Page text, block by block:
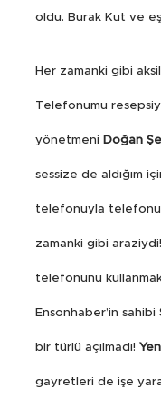
oldu. Burak Kut ve eşi
Her zamanki gibi
Telefonumu
yönetmeni Doğan
sessize de aldığım
telefonuyla
zamanki gibi
telefonunu
Ensonhaber’in sahibi
bir türlü açılmadı!
gayretleri de işe